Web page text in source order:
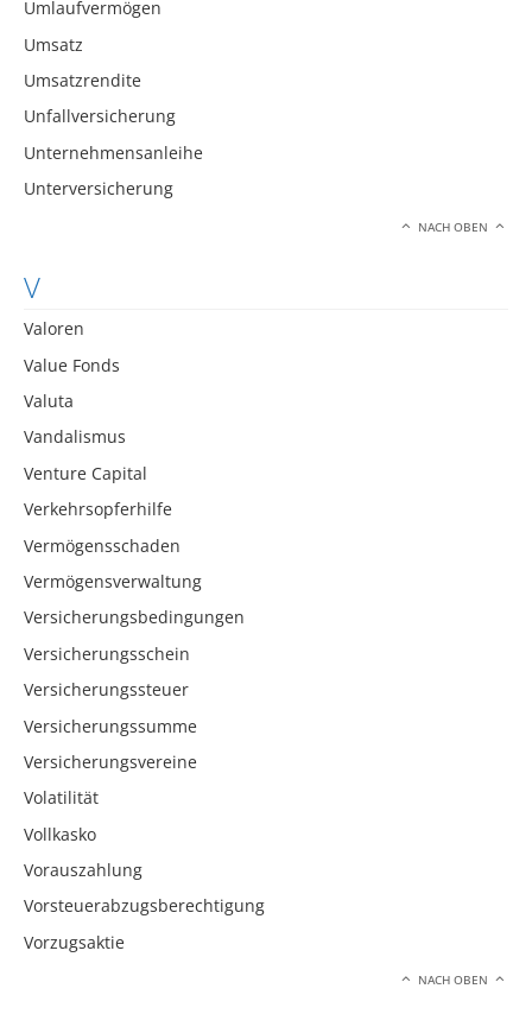
Umlaufvermögen
Umsatz
Umsatzrendite
Unfallversicherung
Unternehmensanleihe
Unterversicherung
NACH OBEN
V
Valoren
Value Fonds
Valuta
Vandalismus
Venture Capital
Verkehrsopferhilfe
Vermögensschaden
Vermögensverwaltung
Versicherungsbedingungen
Versicherungsschein
Versicherungssteuer
Versicherungssumme
Versicherungsvereine
Volatilität
Vollkasko
Vorauszahlung
Vorsteuerabzugsberechtigung
Vorzugsaktie
NACH OBEN